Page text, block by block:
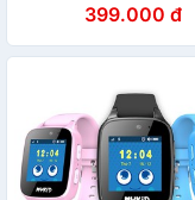
Gọi điện (BẢO HÀNH 6
THÁNG)
399.000 đ